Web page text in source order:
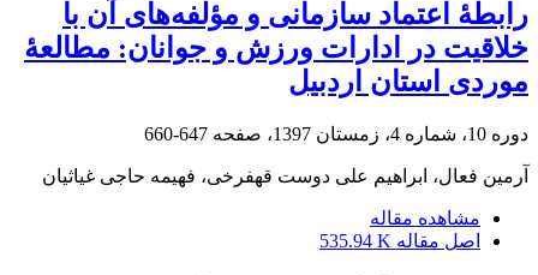
رابطۀ اعتماد سازمانی و مؤلفه‌های آن با
خلاقیت در ادارات ورزش و جوانان: مطالعۀ
موردی استان اردبیل
دوره 10، شماره 4، زمستان 1397، صفحه 647-660
آرمین فعال، ابراهیم علی دوست قهفرخی، فهیمه حاجی غیاثیان
مشاهده مقاله
اصل مقاله 535.94 K